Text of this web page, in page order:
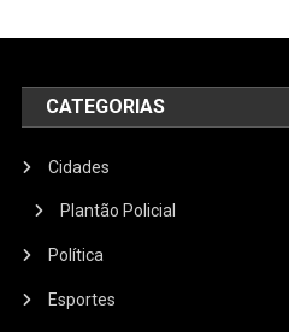
CATEGORIAS
Cidades
Plantão Policial
Política
Esportes